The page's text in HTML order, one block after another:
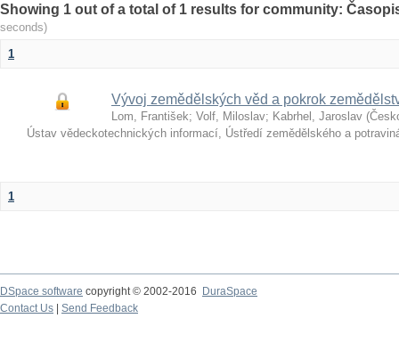
Showing 1 out of a total of 1 results for community:
seconds)
1
Vývoj zemědělských věd a pokrok
Lom, František; Volf, Miloslav; Kabrhel, Jaroslav (
Ústav vědeckotechnických informací, Ústředí zemědělského a
1
DSpace software copyright © 2002-2016
DuraSpace
Contact Us
Send Feedback